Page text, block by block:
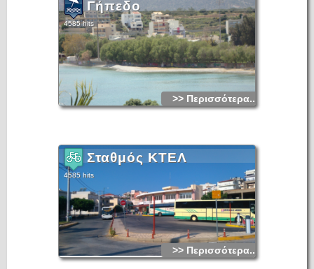
Γήπεδο
4585 hits
>> Περισσότερα...
Σταθμός ΚΤΕΛ
4585 hits
>> Περισσότερα...